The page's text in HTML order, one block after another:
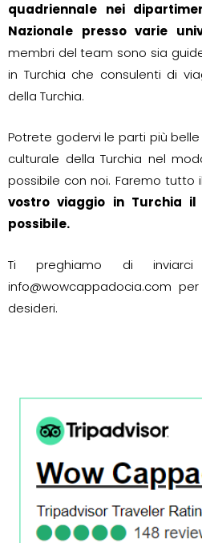
quadriennale nei
Nazionale presso varie
membri del team sono sia
in Turchia che consulenti di
della Turchia.
Potrete godervi le parti più
culturale della Turchia nel
possibile con noi. Faremo tutto
vostro viaggio in Turchia
possibile.
Ti preghiamo di inviarci
info@wowcappadocia.com
desideri.